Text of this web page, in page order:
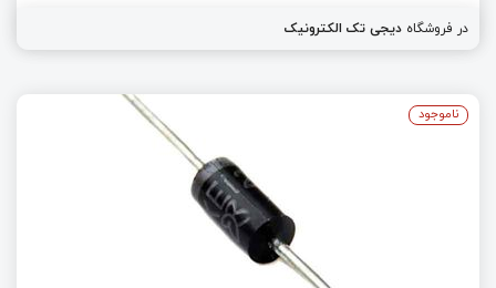
در فروشگاه دیجی تک الکترونیک
ناموجود